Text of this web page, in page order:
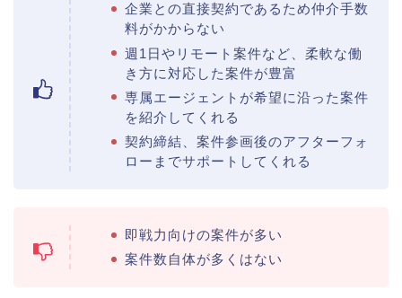
企業との直接契約であるため仲介手数
料がかからない
週1日やリモート案件など、柔軟な働
き方に対応した案件が豊富
専属エージェントが希望に沿った案件
を紹介してくれる
契約締結、案件参画後のアフターフォ
ローまでサポートしてくれる
即戦力向けの案件が多い
案件数自体が多くはない